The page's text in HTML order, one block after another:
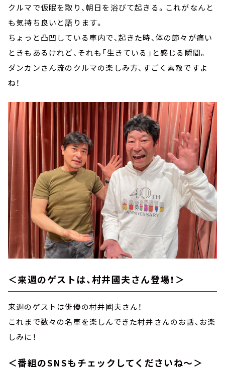
クルマで仮眠を取り、朝日を浴びて起きる。これがなんと
も気持ち良いと語ります。
ちょっと凸凹している車内で、起きた時、体の節々が痛い
ときもあるけれど、それも「生きている」と感じる瞬間。
ダンカンさん流のクルマの楽しみ方、すごく素敵ですよ
ね！
＜来週のゲストは、村井國夫さん登場！＞
来週のゲストは俳優の村井國夫さん！
これまで数々の名車を楽しんできた村井さんのお話、お楽
しみに！
＜番組のSNSもチェックしてくださいね～＞